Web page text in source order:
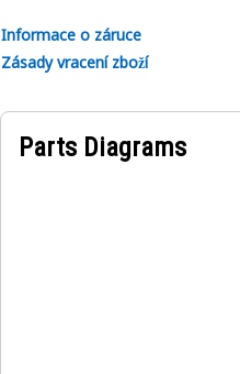
Informace o záruce
Zásady vracení zboží
Parts Diagrams